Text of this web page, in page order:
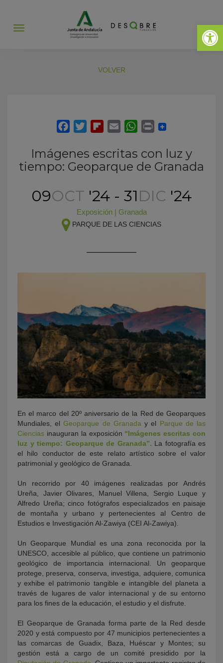
Abrir
Abrir
VOLVER
Imágenes escritas con luz y
tiempo: Geoparque de Granada
09OCT '24 - 31DIC '24
Exposición| Granada
PARQUE DE LAS CIENCIAS
En el marco del 20º aniversario de la Red de Geoparques
Mundiales, el Geoparque de Granada y el Parque de las
Ciencias inauguran la exposición “Imágenes escritas con
luz y tiempo: Geoparque de Granada”. La fotografía es
el hilo conductor de este relato artístico sobre el valor
patrimonial y geológico de Granada.
Un recorrido por 40 imágenes realizadas por Andrés
Ureña, Javier Olivares, Manuel Villena, Sergio Luque y
Alfredo Ureña; cinco fotógrafos especializados en paisaje
de montaña y urbano y pertenecientes al Centro de
Estudios e Investigación Al-Zawiya (CEI Al-Zawiya).
Un Geoparque Mundial es una zona reconocida por la
UNESCO, accesible al público, que contiene un patrimonio
geológico de importancia internacional. Un geoparque
protege, preserva, conserva, investiga, adquiere, comunica
y exhibe el patrimonio tangible e intangible del planeta a
través de lugares de valor internacional y de su entorno
para los fines de la educación, el estudio y el disfrute.
El Geoparque de Granada forma parte de la Red desde
2020 y está compuesto por 47 municipios pertenecientes a
las comarcas de Guadix, Baza, Huéscar y Montes; su
gestión está a cargo de un comité presidido por la